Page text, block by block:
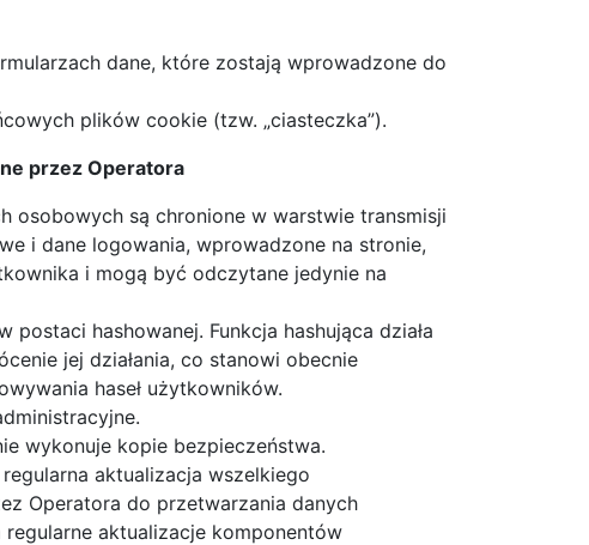
dane, które zostają wprowadzone do
plików cookie (tzw. „ciasteczka”).
przez Operatora
osobowych są chronione w warstwie transmisji
i dane logowania, wprowadzone na stronie,
i mogą być odczytane jedynie na
hashowanej. Funkcja hashująca działa
jej działania, co stanowi obecnie
haseł użytkowników.
wykonuje kopie bezpieczeństwa.
aktualizacja wszelkiego
Operatora do przetwarzania danych
aktualizacje komponentów